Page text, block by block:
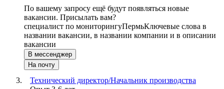
По вашему запросу ещё будут появляться новые
вакансии. Присылать вам?
специалист по мониторингуПермьКлючевые слова в
названии вакансии, в названии компании и в описании
вакансии
В мессенджер
На почту
Технический директор/Начальник производства